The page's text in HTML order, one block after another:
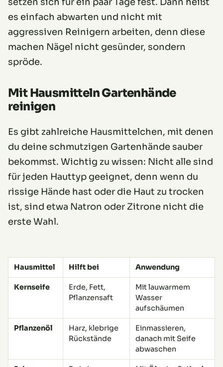
es einfach abwarten und nicht mit
aggressiven Reinigern arbeiten, denn diese
machen Nägel nicht gesünder, sondern
spröde.
Mit Hausmitteln Gartenhände
reinigen
Es gibt zahlreiche Hausmittelchen, mit denen
du deine schmutzigen Gartenhände sauber
bekommst. Wichtig zu wissen: Nicht alle sind
für jeden Hauttyp geeignet, denn wenn du
rissige Hände hast oder die Haut zu trocken
ist, sind etwa Natron oder Zitrone nicht die
erste Wahl.
Hausmittel Hilft bei Anwendung
Kernseife
Erde, Fett,
Pflanzensaft
Mit lauwarmem
Wasser
aufschäumen
Pflanzenöl
Harz, klebrige
Rückstände
Einmassieren,
danach mit Seife
abwaschen